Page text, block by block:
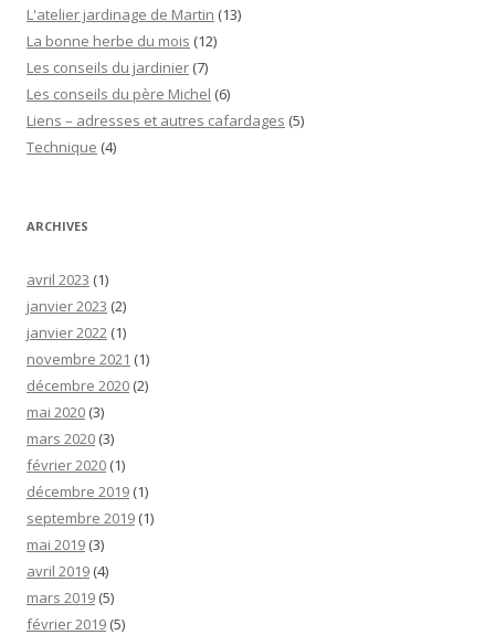
L'atelier jardinage de Martin (13)
La bonne herbe du mois (12)
Les conseils du jardinier (7)
Les conseils du père Michel (6)
Liens – adresses et autres cafardages (5)
Technique (4)
ARCHIVES
avril 2023 (1)
janvier 2023 (2)
janvier 2022 (1)
novembre 2021 (1)
décembre 2020 (2)
mai 2020 (3)
mars 2020 (3)
février 2020 (1)
décembre 2019 (1)
septembre 2019 (1)
mai 2019 (3)
avril 2019 (4)
mars 2019 (5)
février 2019 (5)